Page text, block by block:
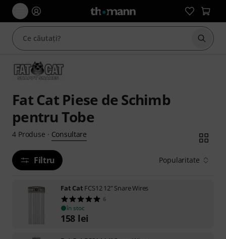
Fat Cat Piese de Schimb
pentru Tobe
4 Produse · Consultare
Filtru Popularitate
Fat Cat FCS12 12" Snare Wires
6
în stoc
158 lei